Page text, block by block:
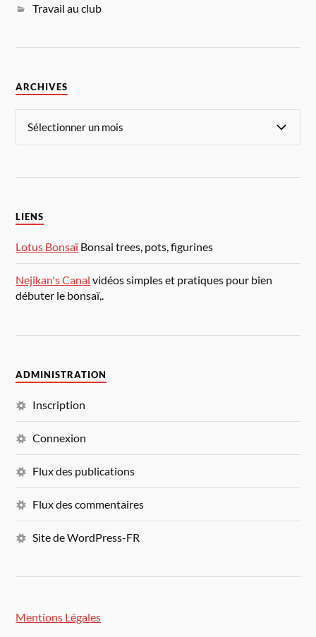
Travail au club
ARCHIVES
LIENS
Lotus BonsaïBonsai trees, pots, figurines
Nejikan's Canal vidéos simples et pratiques pour bien
débuter le bonsaï,.
ADMINISTRATION
Inscription
Connexion
Flux des publications
Flux des commentaires
Site de WordPress-FR
Mentions Légales